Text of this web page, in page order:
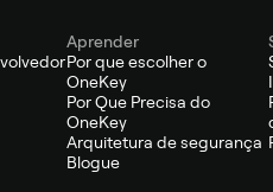
Aprender
Por que escolher o
OneKey
Por Que Precisa do
OneKey
Arquitetura de segurança
Blogue